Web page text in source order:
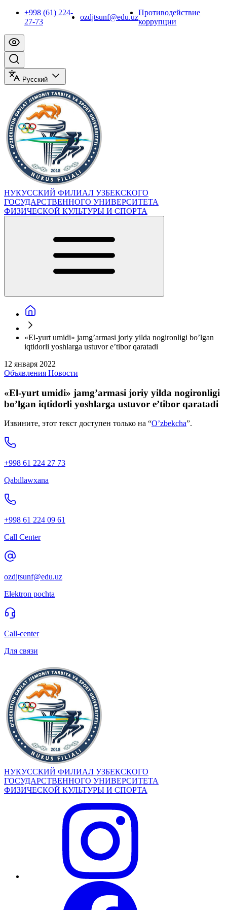
+998 (61) 224-
27-73
ozdjtsunf@edu.uz
Противодействие
коррупции
Русский
НУКУССКИЙ ФИЛИАЛ УЗБЕКСКОГО
ГОСУДАРСТВЕННОГО УНИВЕРСИТЕТА
ФИЗИЧЕСКОЙ КУЛЬТУРЫ И СПОРТА
«El-yurt umidi» jamg’armasi joriy yilda nogironligi bo’lgan
iqtidorli yoshlarga ustuvor e’tibor qaratadi
12 января 2022
Объявления Новости
«El-yurt umidi» jamg’armasi joriy yilda nogironligi
bo’lgan iqtidorli yoshlarga ustuvor e’tibor qaratadi
Извините, этот текст доступен только на “O’zbekcha”.
+998 61 224 27 73
Qabıllawxana
+998 61 224 09 61
Call Center
ozdjtsunf@edu.uz
Elektron pochta
Call-center
Для связи
НУКУССКИЙ ФИЛИАЛ УЗБЕКСКОГО
ГОСУДАРСТВЕННОГО УНИВЕРСИТЕТА
ФИЗИЧЕСКОЙ КУЛЬТУРЫ И СПОРТА